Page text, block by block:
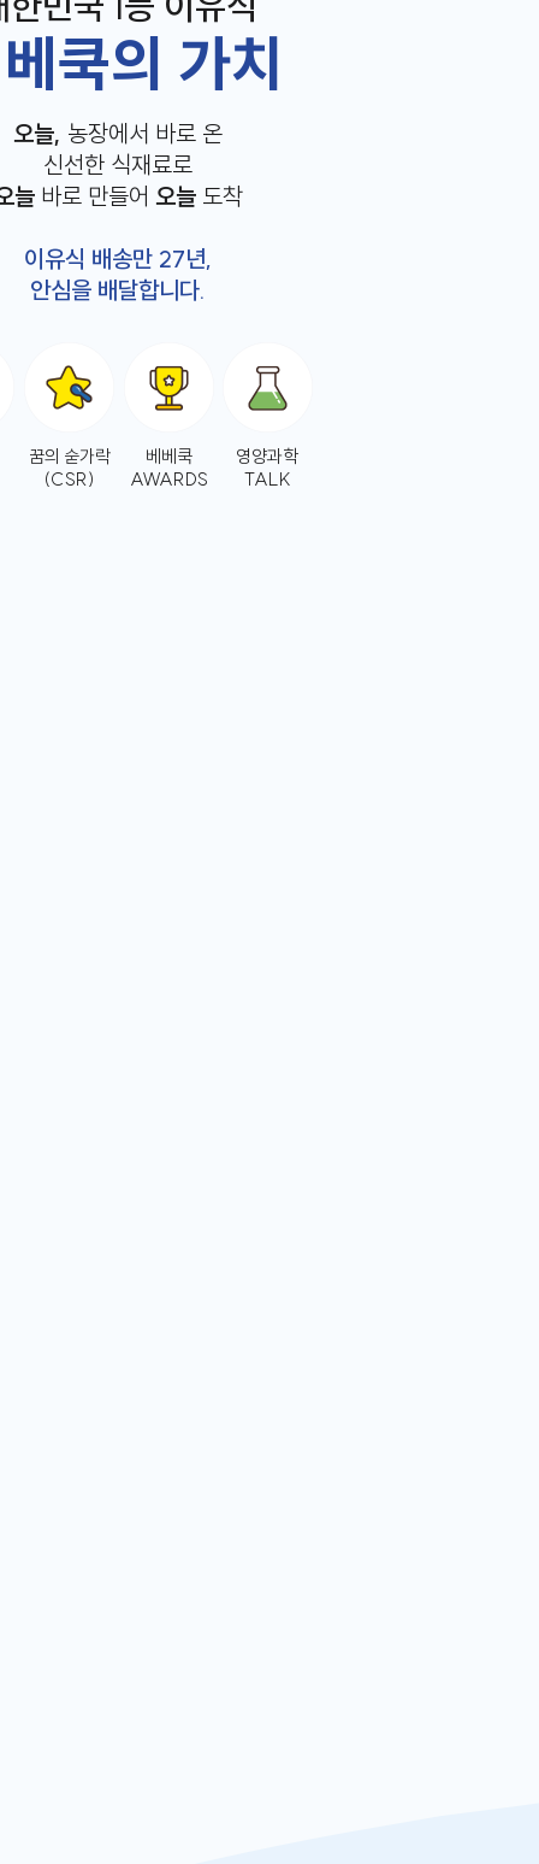
쿡의 가치
오늘, 농장에서 바로 온
신선한 식재료로
늘바로 만들어 오늘도착
이유식 배송만 27년,
안심을 배달합니다.
꿈의 숟가락
(CSR)
베베쿡
AWARDS
영양과학
TALK